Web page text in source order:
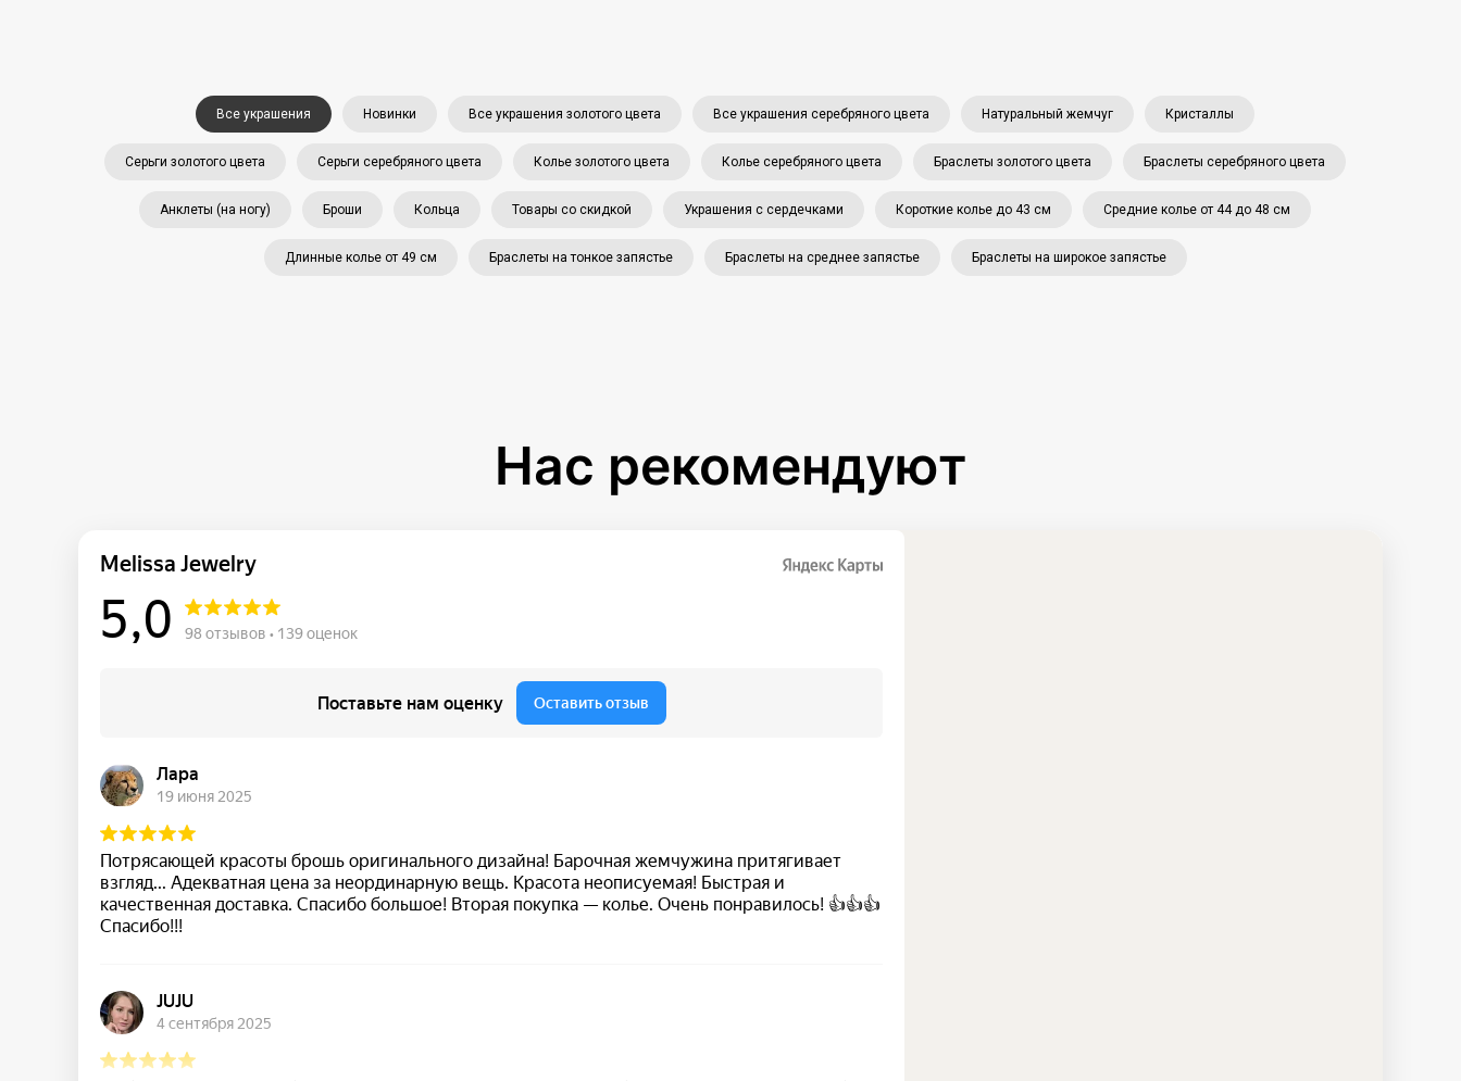
Все украшения Новинки Все украшения золотого цвета Все украшения серебряного цвета Натуральный жемчуг Кристаллы
Серьги золотого цвета Серьги серебряного цвета Колье золотого цвета Колье серебряного цвета Браслеты золотого цвета Браслеты серебряного цвета
Анклеты (на ногу) Броши Кольца Товары со скидкой Украшения с сердечками Короткие колье до 43 см Средние колье от 44 до 48 см
Длинные колье от 49 см Браслеты на тонкое запястье Браслеты на среднее запястье Браслеты на широкое запястье
Нас рекомендуют